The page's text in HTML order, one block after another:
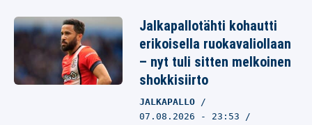
Jalkapallotähti kohautti
erikoisella ruokavaliollaan
– nyt tuli sitten melkoinen
shokkisiirto
JALKAPALLO
07.08.2026 - 23:53